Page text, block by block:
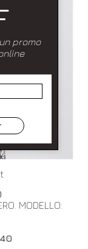
MODELLO:
promo